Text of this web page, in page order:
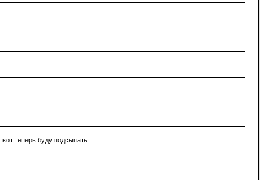
теперь буду подсыпать.